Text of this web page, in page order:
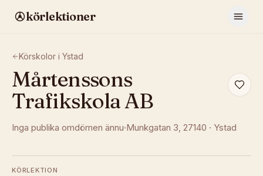
körlektioner
Körskolor i Ystad
Mårtenssons
Trafikskola AB
Inga publika omdömen ännu Munkgatan 3, 27140 · Ystad
KÖRLEKTION